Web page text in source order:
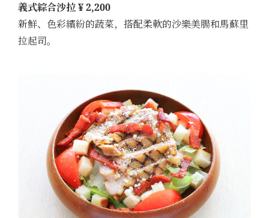
義式綜合沙拉 ¥ 2,200
新鮮、色彩繽紛的蔬菜，搭配柔軟的沙樂美腸和馬蘇里
拉起司。